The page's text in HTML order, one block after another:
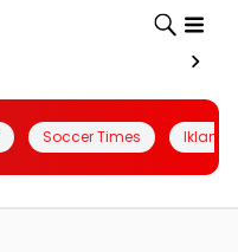
Soccer Times Iklanin